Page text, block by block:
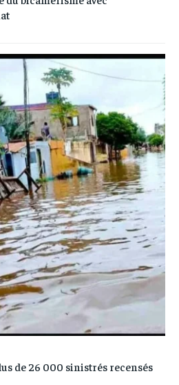
de 26 000 sinistrés recensés